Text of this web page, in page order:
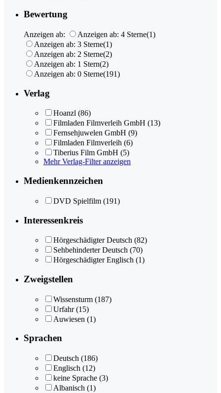
Bewertung
Anzeigen ab: Anzeigen ab: 4 Sterne(1)
Anzeigen ab: 3 Sterne(1)
Anzeigen ab: 2 Sterne(2)
Anzeigen ab: 1 Stern(2)
Anzeigen ab: 0 Sterne(191)
Verlag
Hoanzl (86)
Filmladen Filmverleih GmbH (13)
Fernsehjuwelen GmbH (9)
Filmladen Filmverleih (6)
Tiberius Film GmbH (5)
Mehr Verlag-Filter anzeigen
Medienkennzeichen
DVD Spielfilm (191)
Interessenkreis
Hörgeschädigter Deutsch (82)
Sehbehinderter Deutsch (70)
Hörgeschädigter Englisch (1)
Zweigstellen
Wissensturm (187)
Urfahr (15)
Auwiesen (1)
Sprachen
Deutsch (186)
Englisch (12)
keine Sprache (3)
Albanisch (1)